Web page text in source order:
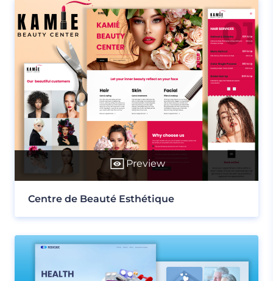
Preview
Centre de Beauté Esthétique